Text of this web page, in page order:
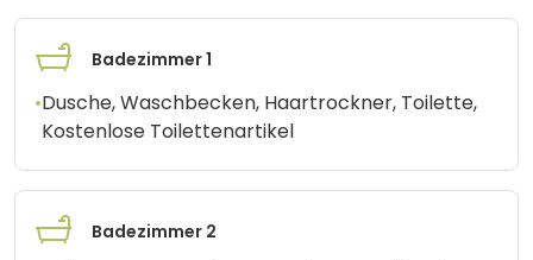
Badezimmer 1
•Dusche, Waschbecken, Haartrockner, Toilette,
Kostenlose Toilettenartikel
Badezimmer 2